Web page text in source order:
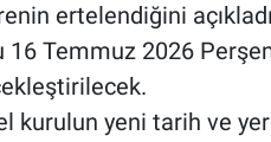
ertelendiğini
16 Temmuz 2026
kurulun yeni tarih ve